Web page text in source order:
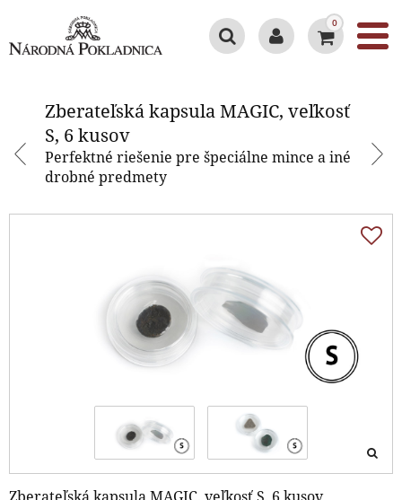
0
Zberateľská kapsula MAGIC, veľkosť
S, 6 kusov
Perfektné riešenie pre špeciálne mince a iné
drobné predmety
Zberateľská kapsula MAGIC,